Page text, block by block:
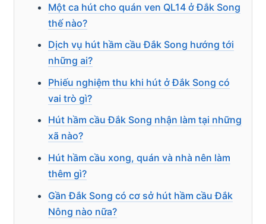
Một ca hút cho quán ven QL14 ở Đắk Song
thế nào?
Dịch vụ hút hầm cầu Đắk Song hướng tới
những ai?
Phiếu nghiệm thu khi hút ở Đắk Song có
vai trò gì?
Hút hầm cầu Đắk Song nhận làm tại những
xã nào?
Hút hầm cầu xong, quán và nhà nên làm
thêm gì?
Gần Đắk Song có cơ sở hút hầm cầu Đắk
Nông nào nữa?